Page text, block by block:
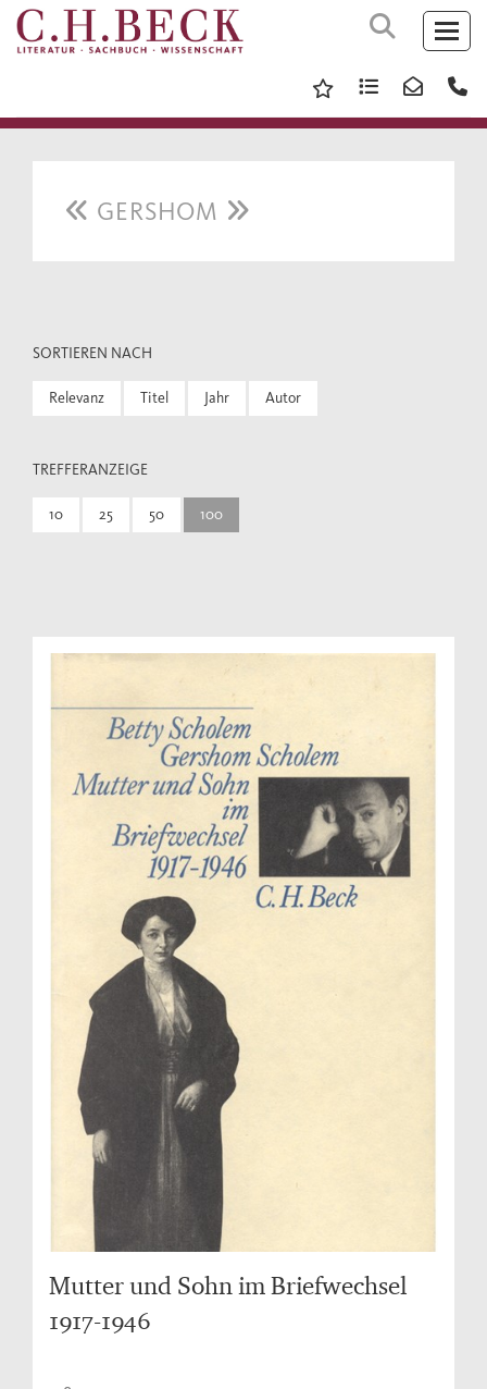
GERSHOM
SORTIEREN NACH
Relevanz Titel Jahr Autor
TREFFERANZEIGE
10 25 50 100
Mutter und Sohn im Briefwechsel
1917-1946